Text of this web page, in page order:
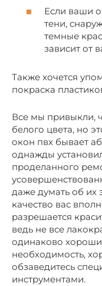
Если ваши
тени,
темные
зависит от
Также хочется
покраска
Все мы привыкли,
белого цвета, но
окон пвх бывает
однажды
проделанного
даже думать об их
качество вас
разрешается
ведь не все
одинаково
необходимость,
обзаведитесь
инструментами.